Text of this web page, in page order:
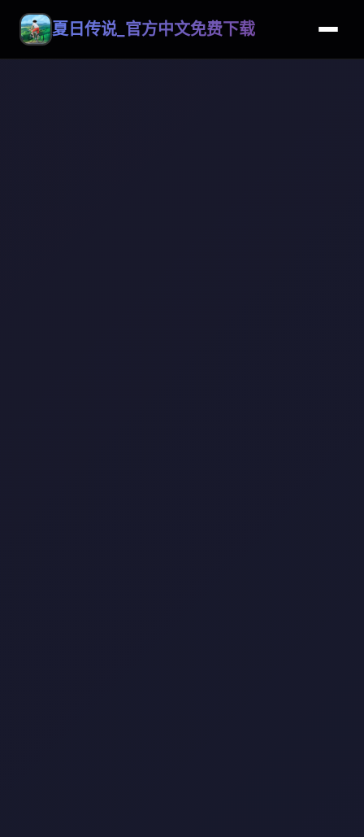
夏日传说_官方中文免费下载